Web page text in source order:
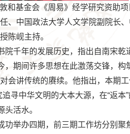
和基金会《周易》经学研究资助
、中国政法大学人文学院副院长、
陈岘主持。
千年的发展历史，指出自南宋乾
，期间许多思想在此激荡交锋，构
讲传统的赓续。他指出，本期工
寻中华文明的大本大源，在“返本
头活水。
举办四期，前三期工作坊分别聚